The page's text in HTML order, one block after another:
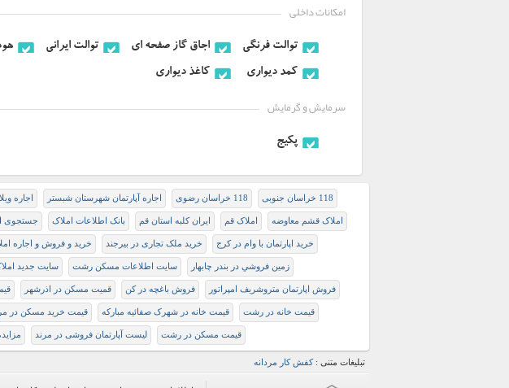
امکانات داخلی
توالت فرنگی اجاق گاز صفحه ای توالت ایرانی
کمد دیواری
کاغذ دیواری
سرمایش و گرمایش
پكيج
118 خراسان جنوبی 118 خراسان رضوی اجاره آپارتمان شهرستان شبستر اجاره
املاک قشم معاوضه املاک قم ایران کلبه استان قم بانک اطلاعات املاک جستجوی
خرید اپارتمان با وام در کرج خرید ملک تجاری در بیرجند خرید و فروش و اجاره
زمين فروشي در بندر چابهار سایت اطلاعات مسکن رشت سایت جدید
فروش اپارتمان متروشریف امپراتور فروش باغچه در كن قمیت مسکن در اذرشهر
قیمت خانه در رشت قیمت خانه در شهرک صفائیه مبارکه قیمت خرید مسکن در
قیمت مسکن در رشت لیست آپارتمان فروشی در مرند
تبلیغات متنی :کفش کار مردانه